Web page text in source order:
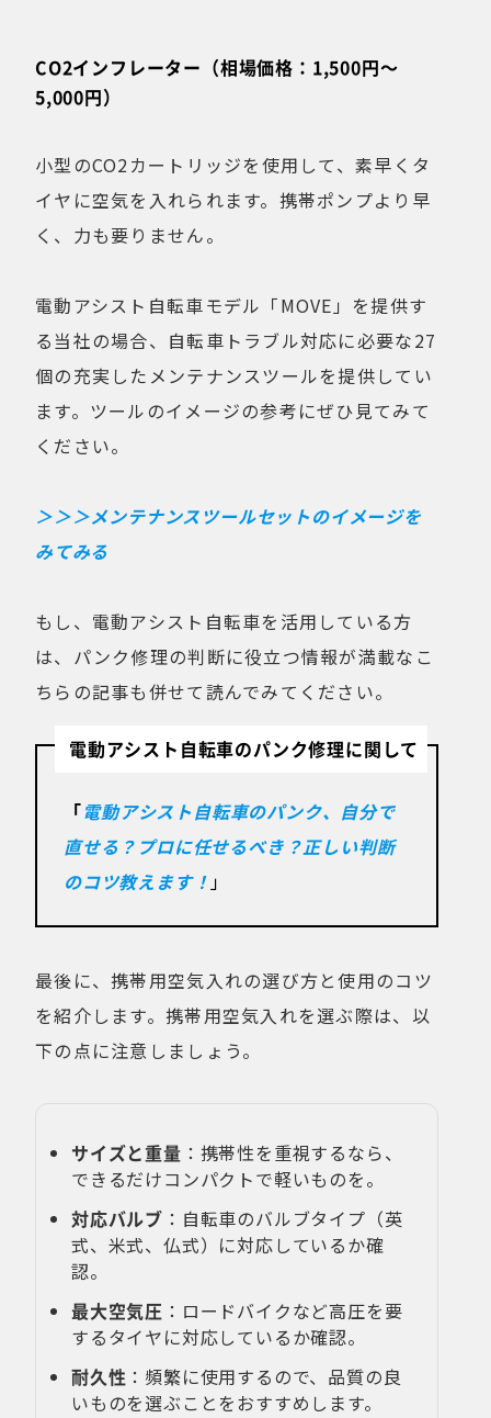
CO2インフレーター（相場価格：1,500円〜
5,000円）
小型のCO2カートリッジを使用して、素早くタ
イヤに空気を入れられます。携帯ポンプより早
く、力も要りません。
電動アシスト自転車モデル「MOVE」を提供す
る当社の場合、自転車トラブル対応に必要な27
個の充実したメンテナンスツールを提供してい
ます。ツールのイメージの参考にぜひ見てみて
ください。
＞＞＞メンテナンスツールセットのイメージを
みてみる
もし、電動アシスト自転車を活用している方
は、パンク修理の判断に役立つ情報が満載なこ
ちらの記事も併せて読んでみてください。
電動アシスト自転車のパンク修理に関して
「電動アシスト自転車のパンク、自分で
直せる？プロに任せるべき？正しい判断
のコツ教えます！」
最後に、携帯用空気入れの選び方と使用のコツ
を紹介します。携帯用空気入れを選ぶ際は、以
下の点に注意しましょう。
サイズと重量 ：携帯性を重視するなら、
できるだけコンパクトで軽いものを。
対応バルブ ：自転車のバルブタイプ（英
式、米式、仏式）に対応しているか確
認。
最大空気圧 ：ロードバイクなど高圧を要
するタイヤに対応しているか確認。
耐久性 ：頻繁に使用するので、品質の良
いものを選ぶことをおすすめします。